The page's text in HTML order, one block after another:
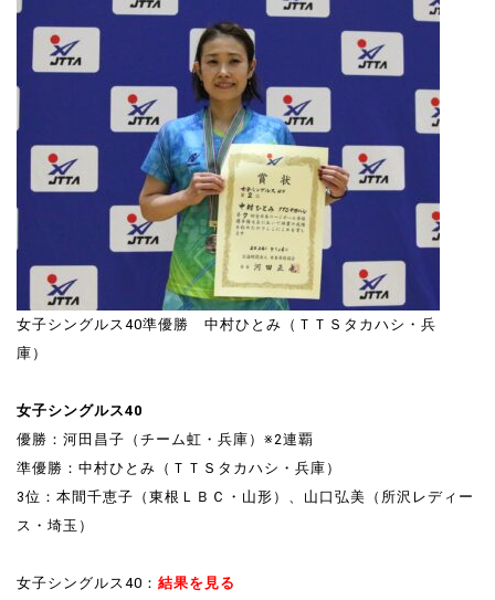
女子シングルス40準優勝 中村ひとみ（ＴＴＳタカハシ・兵
庫）
女子シングルス40
優勝：河田昌子（チーム虹・兵庫）※2連覇
準優勝：中村ひとみ（ＴＴＳタカハシ・兵庫）
3位：本間千恵子（東根ＬＢＣ・山形）、山口弘美（所沢レディー
ス・埼玉）
女子シングルス40： 結果を見る